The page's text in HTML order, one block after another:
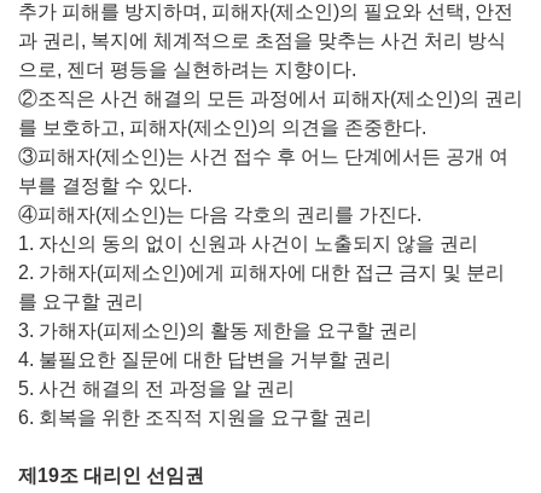
추가 피해를 방지하며, 피해자(제소인)의 필요와 선택, 안전
과 권리, 복지에 체계적으로 초점을 맞추는 사건 처리 방식
으로, 젠더 평등을 실현하려는 지향이다.
②조직은 사건 해결의 모든 과정에서 피해자(제소인)의 권리
를 보호하고, 피해자(제소인)의 의견을 존중한다.
③피해자(제소인)는 사건 접수 후 어느 단계에서든 공개 여
부를 결정할 수 있다.
④피해자(제소인)는 다음 각호의 권리를 가진다.
1. 자신의 동의 없이 신원과 사건이 노출되지 않을 권리
2. 가해자(피제소인)에게 피해자에 대한 접근 금지 및 분리
를 요구할 권리
3. 가해자(피제소인)의 활동 제한을 요구할 권리
4. 불필요한 질문에 대한 답변을 거부할 권리
5. 사건 해결의 전 과정을 알 권리
6. 회복을 위한 조직적 지원을 요구할 권리
제19조 대리인 선임권